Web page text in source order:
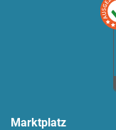
Marktplatz